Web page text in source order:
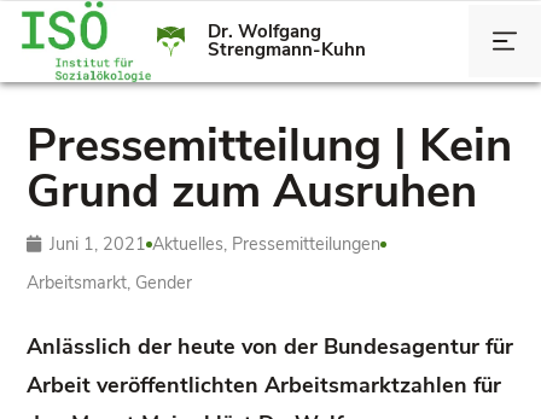
Dr. Wolfgang
Strengmann-Kuhn
Pressemitteilung | Kein
Grund zum Ausruhen
Juni 1, 2021 Aktuelles, Pressemitteilungen
Arbeitsmarkt, Gender
Anlässlich der heute von der Bundesagentur für
Arbeit veröffentlichten Arbeitsmarktzahlen für